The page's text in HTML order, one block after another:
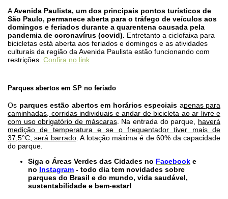
AAvenida Paulista, um dos principais pontos turísticos de
São Paulo, permanece aberta para o tráfego de veículos aos
domingos e feriados durante a quarentena causada pela
pandemia de coronavírus (covid). Entretanto a ciclofaixa para
bicicletas está aberta aos feriados e domingos e as atividades
culturais da região da Avenida Paulista estão funcionando com
restrições. Confira no link
Parques abertos em SP no feriado
Os parques estão abertos em horários especiais apenas para
caminhadas, corridas individuais e andar de bicicleta ao ar livre e
com uso obrigatório de máscaras. Na entrada do parque, haverá
medição de temperatura e se o frequentador tiver mais de
37,5°C, será barrado. A lotação máxima é de 60% da capacidade
do parque.
Siga o Áreas Verdes das Cidades no Facebook e
no Instagram - todo dia tem novidades sobre
parques do Brasil e do mundo, vida saudável,
sustentabilidade e bem-estar!